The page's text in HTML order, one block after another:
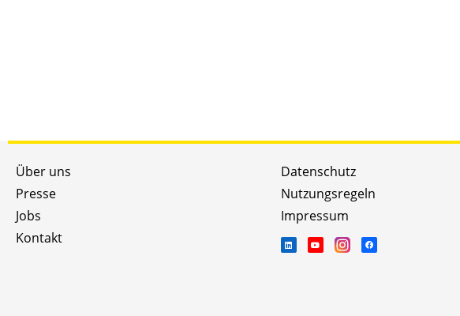
Über uns
Presse
Jobs
Kontakt
Datenschutz
Nutzungsregeln
Impressum